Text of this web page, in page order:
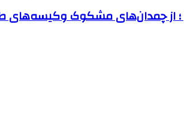
از چمدان‌های مشکوک وکیسه‌های